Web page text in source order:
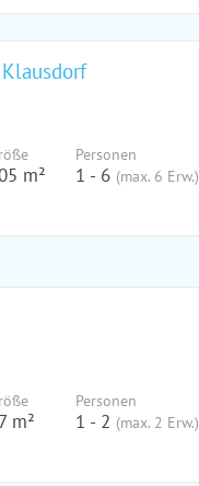
m²
Personen
1 - 6 (max. 6 Erw.)
m²
Personen
1 - 2 (max. 2 Erw.)